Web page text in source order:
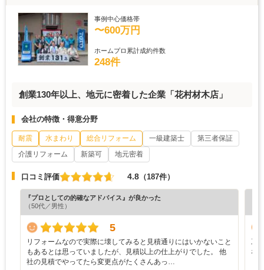
事例中心価格帯
〜600万円
ホームプロ累計成約件数
248件
創業130年以上、地元に密着した企業「花村材木店」
会社の特徴・得意分野
耐震 水まわり 総合リフォーム 一級建築士
第三者保証
介護リフォーム
新築可 地元密着
口コミ評価 4.8 （187件）
『プロとしての的確なアドバイス』が良かった
（50代／男性）
5
リフォームなので実際に壊してみると見積通りにはいかないこと
もあるとは思っていましたが、見積以上の仕上がりでした。 他
社の見積でやってたら変更点がたくさんあっ…
工
な